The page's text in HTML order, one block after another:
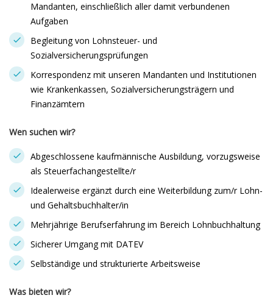
Mandanten, einschließlich aller damit verbundenen
Aufgaben
Begleitung von Lohnsteuer- und
Sozialversicherungsprüfungen
Korrespondenz mit unseren Mandanten und Institutionen
wie Krankenkassen, Sozialversicherungsträgern und
Finanzämtern
Wen suchen wir?
Abgeschlossene kaufmännische Ausbildung, vorzugsweise
als Steuerfachangestellte/r
Idealerweise ergänzt durch eine Weiterbildung zum/r Lohn-
und Gehaltsbuchhalter/in
Mehrjährige Berufserfahrung im Bereich Lohnbuchhaltung
Sicherer Umgang mit DATEV
Selbständige und strukturierte Arbeitsweise
Was bieten wir?